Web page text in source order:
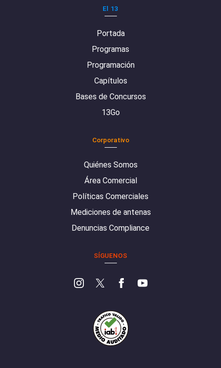
El 13
Portada
Programas
Programación
Capítulos
Bases de Concursos
13Go
Corporativo
Quiénes Somos
Área Comercial
Políticas Comerciales
Mediciones de antenas
Denuncias Compliance
SÍGUENOS